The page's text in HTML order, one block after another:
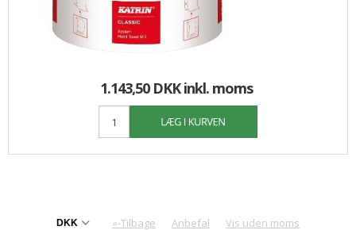
1.143,50 DKKinkl. moms
«-Tilbage Anbefal Vis uden moms